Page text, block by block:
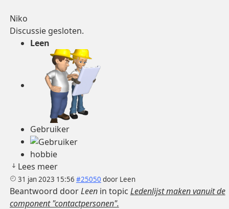
Niko
Discussie gesloten.
Leen
Gebruiker
hobbie
Lees meer
31 jan 2023 15:56 #25050 door Leen
Beantwoord doorLeenin topic Ledenlijst maken vanuit de
component "contactpersonen".